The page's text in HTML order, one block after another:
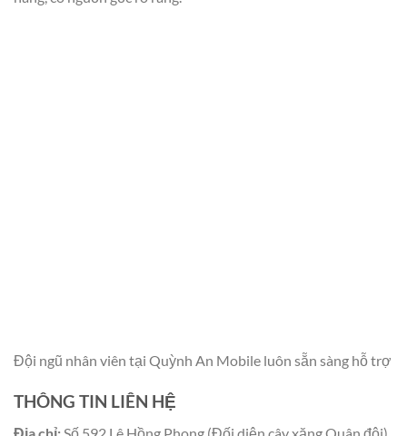
Đội ngũ nhân viên tại Quỳnh An Mobile luôn sẵn sàng hỗ trợ
THÔNG TIN LIÊN HỆ